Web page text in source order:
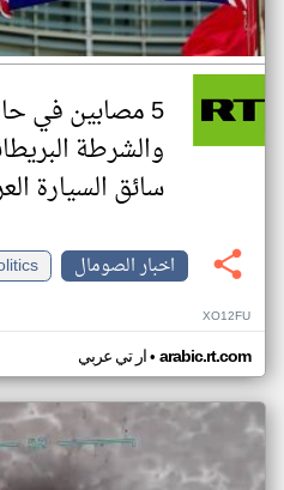
5 مصابين في
والشرطة
سائق السيارة
اخبار الصومال
XO12FU
ار تي عربي• arabic.rt.com